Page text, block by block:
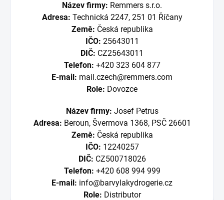
Název firmy: Remmers s.r.o.
Adresa: Technická 2247, 251 01 Říčany
Země: Česká republika
IČO: 25643011
DIČ: CZ25643011
Telefon: +420 323 604 877
E-mail: mail.czech@remmers.com
Role: Dovozce
Název firmy: Josef Petrus
Adresa: Beroun, Švermova 1368, PSČ 26601
Země: Česká republika
IČO: 12240257
DIČ: CZ500718026
Telefon: +420 608 994 999
E-mail: info@barvylakydrogerie.cz
Role: Distributor